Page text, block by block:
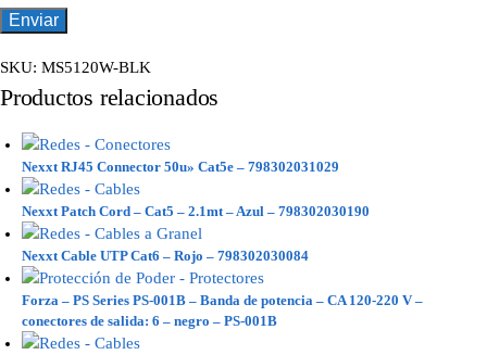
SKU: MS5120W-BLK
Productos relacionados
Nexxt RJ45 Connector 50u» Cat5e – 798302031029
Nexxt Patch Cord – Cat5 – 2.1mt – Azul – 798302030190
Nexxt Cable UTP Cat6 – Rojo – 798302030084
Forza – PS Series PS-001B – Banda de potencia – CA 120-220 V –
conectores de salida: 6 – negro – PS-001B